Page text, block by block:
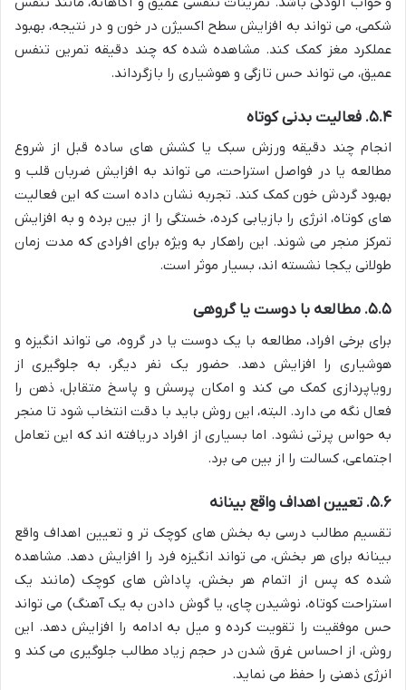
شکمی، می تواند به افزایش سطح اکسیژن در خون و در نتیجه، بهبود
عملکرد مغز کمک کند. مشاهده شده که چند دقیقه تمرین تنفس
عمیق، می تواند حس تازگی و هوشیاری را بازگرداند.
۵.۴. فعالیت بدنی کوتاه
انجام چند دقیقه ورزش سبک یا کشش های ساده قبل از شروع
مطالعه یا در فواصل استراحت، می تواند به افزایش ضربان قلب و
بهبود گردش خون کمک کند. تجربه نشان داده است که این فعالیت
های کوتاه، انرژی را بازیابی کرده، خستگی را از بین برده و به افزایش
تمرکز منجر می شوند. این راهکار به ویژه برای افرادی که مدت زمان
طولانی یکجا نشسته اند، بسیار موثر است.
۵.۵. مطالعه با دوست یا گروهی
برای برخی افراد، مطالعه با یک دوست یا در گروه، می تواند انگیزه و
هوشیاری را افزایش دهد. حضور یک نفر دیگر، به جلوگیری از
رویاپردازی کمک می کند و امکان پرسش و پاسخ متقابل، ذهن را
فعال نگه می دارد. البته، این روش باید با دقت انتخاب شود تا منجر
به حواس پرتی نشود. اما بسیاری از افراد دریافته اند که این تعامل
اجتماعی، کسالت را از بین می برد.
۵.۶. تعیین اهداف واقع بینانه
تقسیم مطالب درسی به بخش های کوچک تر و تعیین اهداف واقع
بینانه برای هر بخش، می تواند انگیزه فرد را افزایش دهد. مشاهده
شده که پس از اتمام هر بخش، پاداش های کوچک (مانند یک
استراحت کوتاه، نوشیدن چای، یا گوش دادن به یک آهنگ) می تواند
حس موفقیت را تقویت کرده و میل به ادامه را افزایش دهد. این
روش، از احساس غرق شدن در حجم زیاد مطالب جلوگیری می کند و
انرژی ذهنی را حفظ می نماید.